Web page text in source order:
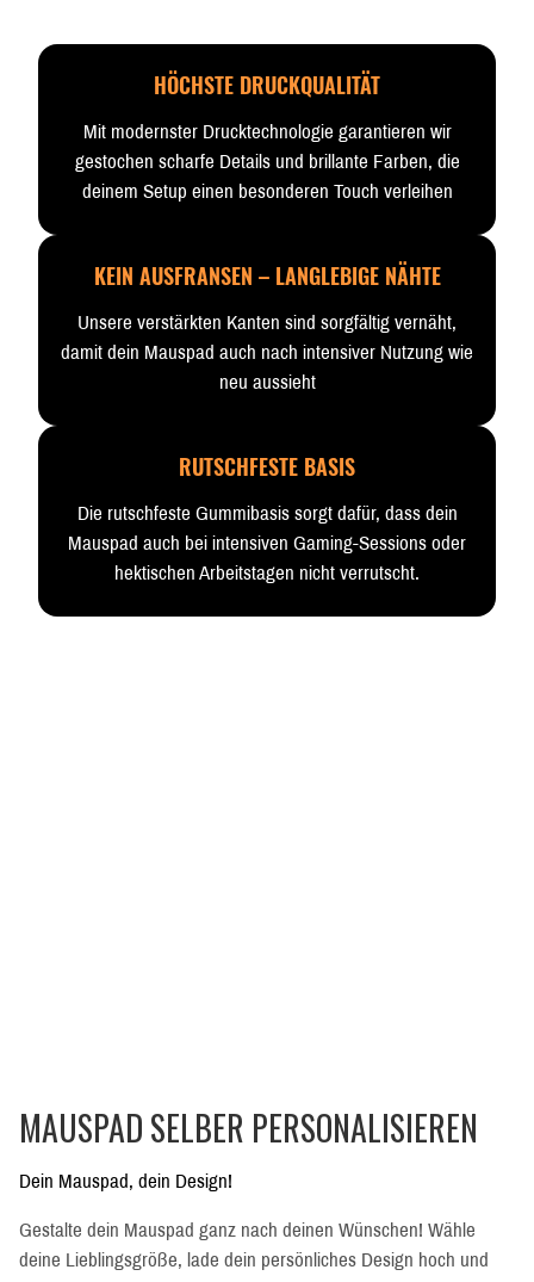
HÖCHSTE DRUCKQUALITÄT
Mit modernster Drucktechnologie garantieren wir
gestochen scharfe Details und brillante Farben, die
deinem Setup einen besonderen Touch verleihen
KEIN AUSFRANSEN – LANGLEBIGE NÄHTE
Unsere verstärkten Kanten sind sorgfältig vernäht,
damit dein Mauspad auch nach intensiver Nutzung wie
neu aussieht
RUTSCHFESTE BASIS
Die rutschfeste Gummibasis sorgt dafür, dass dein
Mauspad auch bei intensiven Gaming-Sessions oder
hektischen Arbeitstagen nicht verrutscht.
MAUSPAD SELBER PERSONALISIEREN
Dein Mauspad, dein Design!
Gestalte dein Mauspad ganz nach deinen Wünschen! Wähle
deine Lieblingsgröße, lade dein persönliches Design hoch und